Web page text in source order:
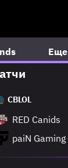
Еще
CBLOL
RED Canids
paiN Gaming